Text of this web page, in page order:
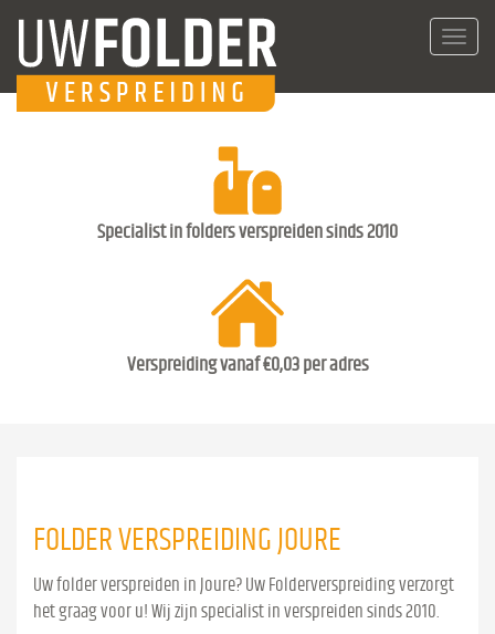
Specialist in folders verspreiden sinds 2010
Verspreiding vanaf €0,03 per adres
FOLDER VERSPREIDING JOURE
Uw folder verspreiden in Joure? Uw Folderverspreiding verzorgt
het graag voor u! Wij zijn specialist in verspreiden sinds 2010.